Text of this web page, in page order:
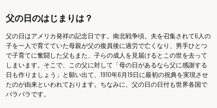
父の日のはじまりは？
父の日はアメリカ発祥の記念日です。南北戦争頃。夫を召集されて6人の
子を一人で育てていた母親が父の復員後に過労で亡くなり、男手ひとつ
で子育てに奮闘した父もまた、子らの成人を見届けるとこの世を去って
しまいます。そこで、この父に対して「母の日があるなら父に感謝する
日も作りましょう」と願い出て、1910年6月19日に最初の祝典を実現させ
たのが由来といわれております。ちなみに、父の日の日付も世界各国で
バラバラです。